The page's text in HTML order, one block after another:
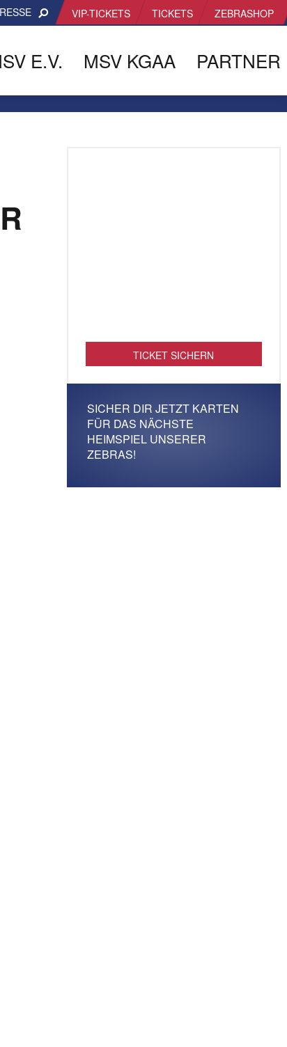
VIP-TICKETS TICKETS ZEBRASHOP
E.V. MSV KGAA PARTNER
TICKET SICHERN
SICHER DIR JETZT KARTEN
FÜR DAS NÄCHSTE
HEIMSPIEL UNSERER
ZEBRAS!